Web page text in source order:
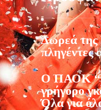
Δωρεά
πληγέντες
Ο ΠΑΟΚ
γρήγορο
Όλα για